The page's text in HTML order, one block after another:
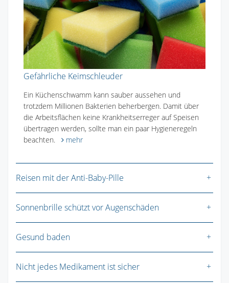
Gefährliche Keimschleuder
Ein Küchenschwamm kann sauber aussehen und
trotzdem Millionen Bakterien beherbergen. Damit über
die Arbeitsflächen keine Krankheitserreger auf Speisen
übertragen werden, sollte man ein paar Hygieneregeln
beachten.
mehr
Reisen mit der Anti-Baby-Pille
Sonnenbrille schützt vor Augenschäden
Gesund baden
Nicht jedes Medikament ist sicher